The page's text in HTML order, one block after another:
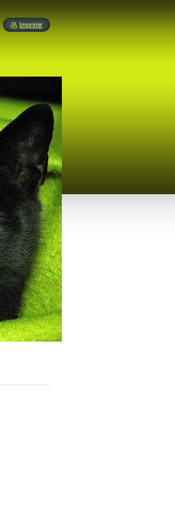
Imprimir